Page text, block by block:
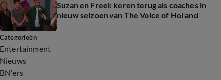
Suzan en Freek keren terug als coaches in
nieuw seizoen van The Voice of Holland
Categorieën
Entertainment
Nieuws
BN'ers